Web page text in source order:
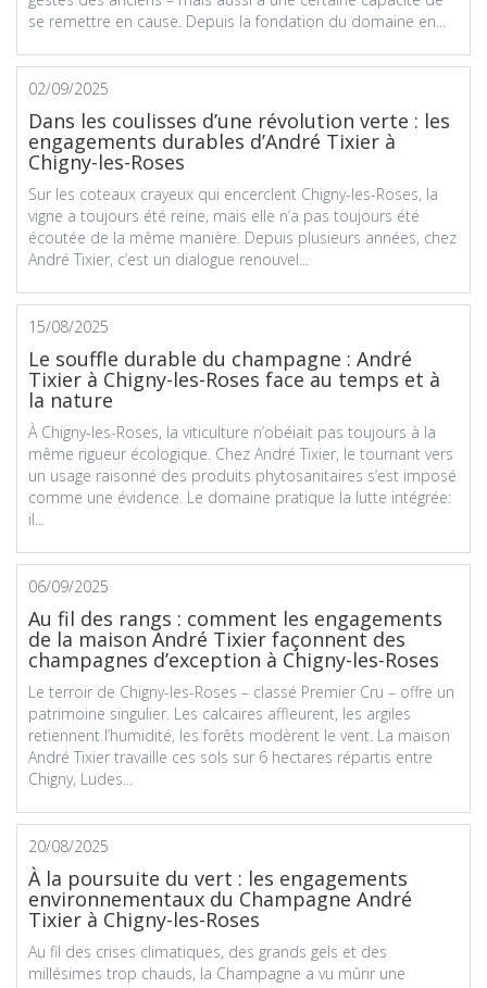
se remettre en cause. Depuis la fondation du domaine en...
02/09/2025
Dans les coulisses d’une révolution verte : les
engagements durables d’André Tixier à
Chigny-les-Roses
Sur les coteaux crayeux qui encerclent Chigny-les-Roses, la
vigne a toujours été reine, mais elle n’a pas toujours été
écoutée de la même manière. Depuis plusieurs années, chez
André Tixier, c’est un dialogue renouvel...
15/08/2025
Le souffle durable du champagne : André
Tixier à Chigny-les-Roses face au temps et à
la nature
À Chigny-les-Roses, la viticulture n’obéiait pas toujours à la
même rigueur écologique. Chez André Tixier, le tournant vers
un usage raisonné des produits phytosanitaires s’est imposé
comme une évidence. Le domaine pratique la lutte intégrée:
il...
06/09/2025
Au fil des rangs : comment les engagements
de la maison André Tixier façonnent des
champagnes d’exception à Chigny-les-Roses
Le terroir de Chigny-les-Roses – classé Premier Cru – offre un
patrimoine singulier. Les calcaires affleurent, les argiles
retiennent l’humidité, les forêts modèrent le vent. La maison
André Tixier travaille ces sols sur 6 hectares répartis entre
Chigny, Ludes...
20/08/2025
À la poursuite du vert : les engagements
environnementaux du Champagne André
Tixier à Chigny-les-Roses
Au fil des crises climatiques, des grands gels et des
millésimes trop chauds, la Champagne a vu mûrir une